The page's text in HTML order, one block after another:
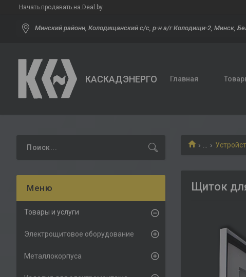
Начать продавать на Deal.by
Минский районн, Колодищанский с/с, р-н а/г Колодищи-2, Минск,
КАСКАДЭНЕРГО Главная
Щиток
Товары и услуги
Электрощитовое оборудование
Металлокорпуса